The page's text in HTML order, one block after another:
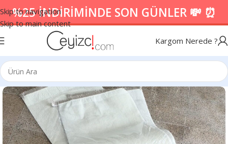
Skip to navigation
Skip to main content
%25 İNDİRİMİNDE SON GÜNLER 💸 ⏰
Kargom Nerede ?